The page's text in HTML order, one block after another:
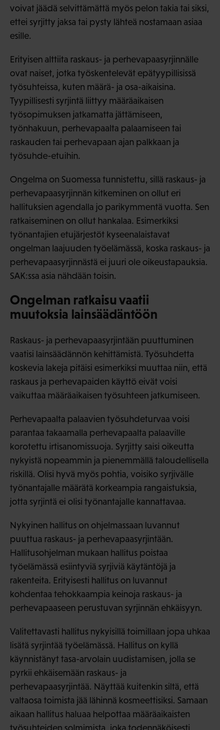
voivat jäädä selvittämättä myös pelon takia tai siksi,
ettei syrjitty jaksa tai pysty lähteä nostamaan asiaa
esille.
Erityisen alttiita raskaus- ja perhevapaasyrjinnälle
ovat naiset, jotka työskentelevät epätyypillisissä
työsuhteissa, kuten määrä- ja osa-aikaisina.
Tyypillisesti syrjintä liittyy määräaikaisen
työsopimuksen jatkamatta jättämiseen,
työnhakuun, perhevapaalta palaamiseen tai
raskauden tai perhevapaan ajan palkkaan ja
työsuhde-etuihin.
Ongelma on Suomessa tunnistettu, sillä raskaus- ja
perhevapaasyrjinnän kitkeminen on ollut eri
hallituksien agendalla jo parikymmentä vuotta. Sen
ratkaiseminen on ollut hankalaa. Esimerkiksi
työnantajien etujärjestöt kyseenalaistavat
ongelman laajuuden työelämässä, koska raskaus- ja
perhevapaasyrjinnästä ei juuri ole oikeustapauksia.
SAK:ssa asia nähdään toisin.
Ongelman ratkaisu vaatii
muutoksia lainsäädäntöön
Raskaus- ja perhevapaasyrjintään puuttuminen
vaatisi lainsäädännön kehittämistä. Työsuhdetta
koskevia lakeja pitäisi esimerkiksi muuttaa niin, että
raskaus ja perhevapaiden käyttö eivät voisi
vaikuttaa määräaikaisen työsuhteen jatkumiseen.
Perhevapaalta palaavien työsuhdeturvaa voisi
parantaa takaamalla perhevapaalta palaaville
korotettu irtisanomissuoja. Syrjitty saisi oikeutta
nykyistä nopeammin ja pienemmällä taloudellisella
riskillä. Olisi hyvä myös pohtia, voisiko syrjivälle
työnantajalle määrätä korkeampia rangaistuksia,
jotta syrjintä ei olisi työnantajalle kannattavaa.
Nykyinen hallitus on ohjelmassaan luvannut
puuttua raskaus- ja perhevapaasyrjintään.
Hallitusohjelman mukaan hallitus poistaa
työelämässä esiintyviä syrjiviä käytäntöjä ja
rakenteita. Erityisesti hallitus on luvannut
kohdentaa tehokkaampia keinoja raskaus- ja
perhevapaaseen perustuvan syrjinnän ehkäisyyn.
Valitettavasti hallitus nykyisillä toimillaan jopa uhkaa
lisätä syrjintää työelämässä. Hallitus on kyllä
käynnistänyt tasa-arvolain uudistamisen, jolla se
pyrkii ehkäisemään raskaus- ja
perhevapaasyrjintää. Näyttää kuitenkin siltä, että
valtaosa toimista jää lähinnä kosmeettisiksi. Samaan
aikaan hallitus haluaa helpottaa määräaikaisten
työsuhteiden solmimista, joka todennäköisesti